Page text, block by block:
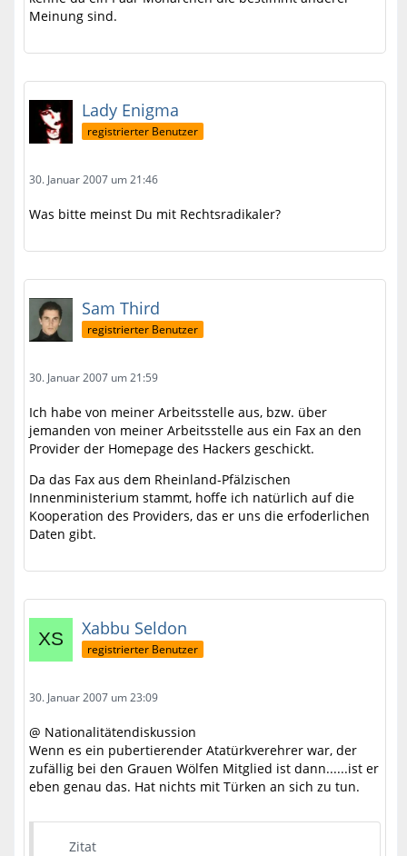
Meinung sind.
Lady Enigma
registrierter Benutzer
30. Januar 2007 um 21:46
Was bitte meinst Du mit Rechtsradikaler?
Sam Third
registrierter Benutzer
30. Januar 2007 um 21:59
Ich habe von meiner Arbeitsstelle aus, bzw. über
jemanden von meiner Arbeitsstelle aus ein Fax an den
Provider der Homepage des Hackers geschickt.
Da das Fax aus dem Rheinland-Pfälzischen
Innenministerium stammt, hoffe ich natürlich auf die
Kooperation des Providers, das er uns die erfoderlichen
Daten gibt.
Xabbu Seldon
registrierter Benutzer
30. Januar 2007 um 23:09
@ Nationalitätendiskussion
Wenn es ein pubertierender Atatürkverehrer war, der
zufällig bei den Grauen Wölfen Mitglied ist dann......ist er
eben genau das. Hat nichts mit Türken an sich zu tun.
Zitat